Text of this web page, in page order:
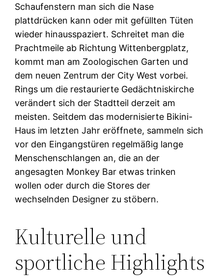
Schaufenstern man sich die Nase
plattdrücken kann oder mit gefüllten Tüten
wieder hinausspaziert. Schreitet man die
Prachtmeile ab Richtung Wittenbergplatz,
kommt man am Zoologischen Garten und
dem neuen Zentrum der City West vorbei.
Rings um die restaurierte Gedächtniskirche
verändert sich der Stadtteil derzeit am
meisten. Seitdem das modernisierte Bikini-
Haus im letzten Jahr eröffnete, sammeln sich
vor den Eingangstüren regelmäßig lange
Menschenschlangen an, die an der
angesagten Monkey Bar etwas trinken
wollen oder durch die Stores der
wechselnden Designer zu stöbern.
Kulturelle und
sportliche Highlights